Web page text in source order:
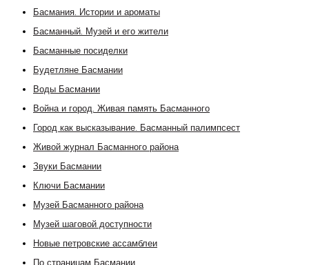
Басмания. Истории и ароматы
Басманный. Музей и его жители
Басманные посиделки
Будетляне Басмании
Воды Басмании
Война и город. Живая память Басманного
Город как высказывание. Басманный палимпсест
Живой журнал Басманного района
Звуки Басмании
Ключи Басмании
Музей Басманного района
Музей шаговой доступности
Новые петровские ассамблеи